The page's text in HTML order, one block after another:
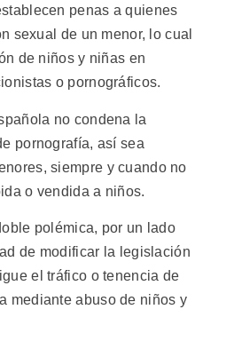
penas a quienes
sexual de un menor, lo cual
de niños y niñas en
o pornográficos.
no condena la
pornografía, así sea
siempre y cuando no
o vendida a niños.
polémica, por un lado
de modificar la legislación
el tráfico o tenencia de
mediante abuso de niños y